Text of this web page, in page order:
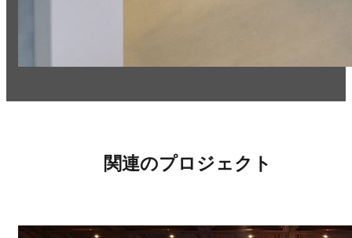
関連のプロジェクト